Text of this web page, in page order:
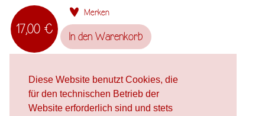
Diese Website benutzt Cookies, die
für den technischen Betrieb der
Website erforderlich sind und stets
17,00 €
Merken
In den Warenkorb